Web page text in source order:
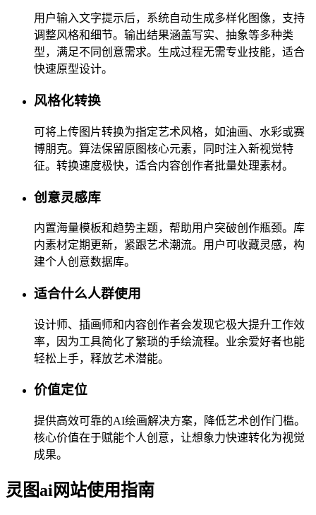
用户输入文字提示后，系统自动生成多样化图像，支持
调整风格和细节。输出结果涵盖写实、抽象等多种类
型，满足不同创意需求。生成过程无需专业技能，适合
快速原型设计。
风格化转换
可将上传图片转换为指定艺术风格，如油画、水彩或赛
博朋克。算法保留原图核心元素，同时注入新视觉特
征。转换速度极快，适合内容创作者批量处理素材。
创意灵感库
内置海量模板和趋势主题，帮助用户突破创作瓶颈。库
内素材定期更新，紧跟艺术潮流。用户可收藏灵感，构
建个人创意数据库。
适合什么人群使用
设计师、插画师和内容创作者会发现它极大提升工作效
率，因为工具简化了繁琐的手绘流程。业余爱好者也能
轻松上手，释放艺术潜能。
价值定位
提供高效可靠的AI绘画解决方案，降低艺术创作门槛。
核心价值在于赋能个人创意，让想象力快速转化为视觉
成果。
灵图ai网站使用指南